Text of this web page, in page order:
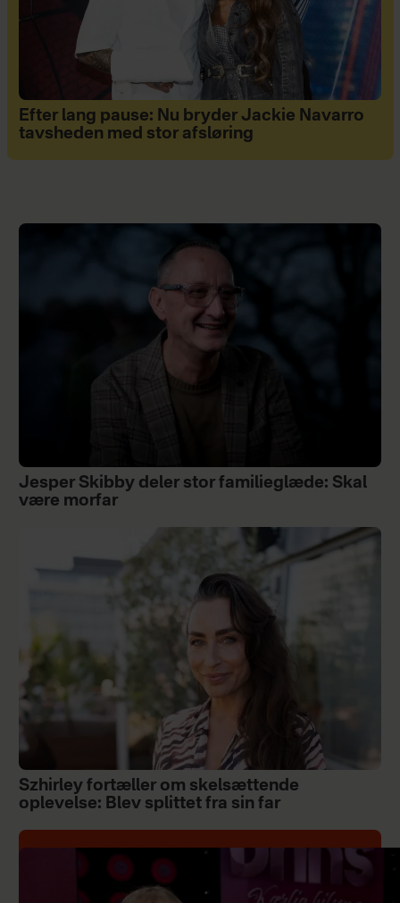
Efter lang pause: Nu bryder Jackie Navarro
tavsheden med stor afsløring
Jesper Skibby deler stor familieglæde: Skal
være morfar
Szhirley fortæller om skelsættende
oplevelse: Blev splittet fra sin far